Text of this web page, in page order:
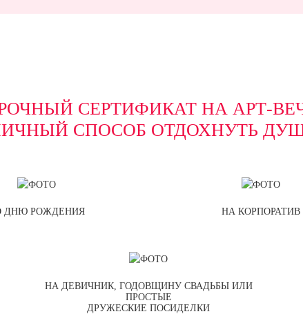
СЕРТИФИКАТ НА АРТ-
СПОСОБ ОТДОХНУТЬ
ДНЮ РОЖДЕНИЯ НА КОРПОРАТИВ
НА ДЕВИЧНИК, ГОДОВЩИНУ СВАДЬБЫ ИЛИ
ПРОСТЫЕ
ДРУЖЕСКИЕ ПОСИДЕЛКИ